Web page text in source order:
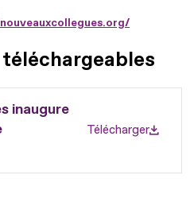
inaugure
Télécharger